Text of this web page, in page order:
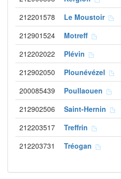
212201578 Le Moustoir
212901524 Motreff
212202022 Plévin
212902050 Plounévézel
200085439 Poullaouen
212902506 Saint-Hernin
212203517 Treffrin
212203731 Tréogan